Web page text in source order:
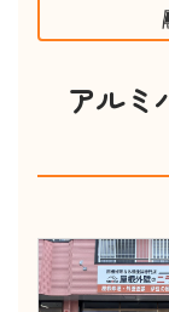
アルミ